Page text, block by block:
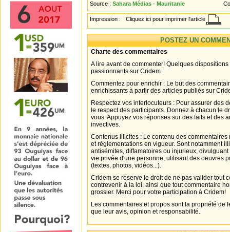
Source : Sahara Médias - Mauritanie
Impression : Cliquez ici pour imprimer l'article
POSTEZ UN
Charte des commentaires
A lire avant de commenter! Quelques
passionnants sur Cridem :
Commentez pour enrichir : Le but des
enrichissants à partir des articles publiés sur
Respectez vos interlocuteurs : Pour assurer des
le respect des participants. Donnez à chacun le
vous. Appuyez vos réponses sur des faits et des
invectives.
Contenus illicites : Le contenu des
et réglementations en vigueur. Sont notamment
antisémites, diffamatoires ou injurieux,
vie privée d'une personne, utilisant des oeuvres
(textes, photos, vidéos...).
Cridem se réserve le droit de ne pas valider tout
contrevenir à la loi, ainsi que tout commentaire
grossier. Merci pour votre participation à Cridem!
Les commentaires et propos sont la propriété de
que leur avis, opinion et responsabilité.